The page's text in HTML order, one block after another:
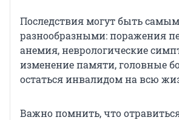
Последствия могут быть
разнообразными: поражения
анемия, неврологические
изменение памяти, головные
остаться инвалидом на всю
Важно помнить, что